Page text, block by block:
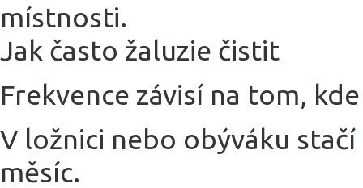
místnosti.
Jak často žaluzie čistit
Frekvence závisí na tom,
V ložnici nebo obýváku
měsíc.